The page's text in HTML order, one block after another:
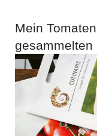
Mein
gesammelten